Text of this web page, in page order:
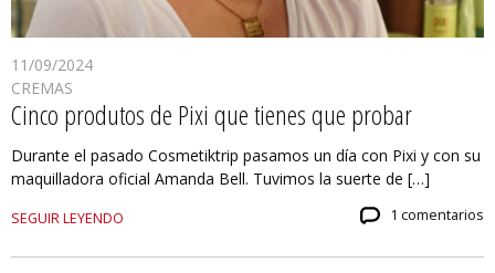
11/09/2024
CREMAS
Cinco produtos de Pixi que tienes que probar
Durante el pasado Cosmetiktrip pasamos un día con Pixi y con su
maquilladora oficial Amanda Bell. Tuvimos la suerte de […]
SEGUIR LEYENDO 1 comentarios